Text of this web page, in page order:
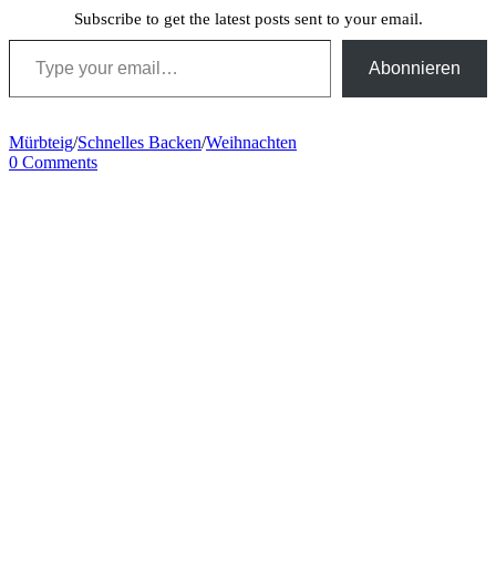
Subscribe to get the latest posts sent to your email.
Type your email…
Abonnieren
Mürbteig/Schnelles Backen/Weihnachten
0 Comments